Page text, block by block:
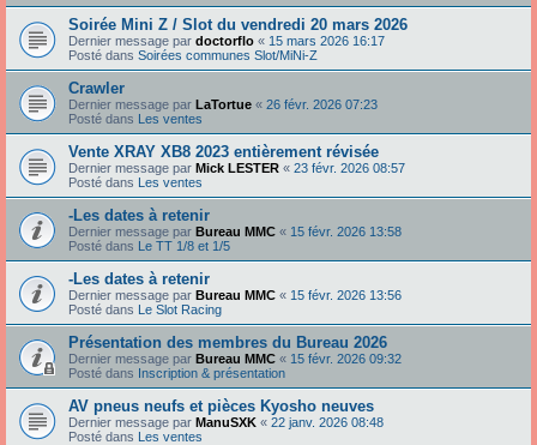
Soirée Mini Z / Slot du vendredi 20 mars 2026
Dernier message par doctorflo « 15 mars 2026 16:17
Posté dans Soirées communes Slot/MiNi-Z
Crawler
Dernier message par LaTortue « 26 févr. 2026 07:23
Posté dans Les ventes
Vente XRAY XB8 2023 entièrement révisée
Dernier message par Mick LESTER « 23 févr. 2026 08:57
Posté dans Les ventes
-Les dates à retenir
Dernier message par Bureau MMC « 15 févr. 2026 13:58
Posté dans Le TT 1/8 et 1/5
-Les dates à retenir
Dernier message par Bureau MMC « 15 févr. 2026 13:56
Posté dans Le Slot Racing
Présentation des membres du Bureau 2026
Dernier message par Bureau MMC « 15 févr. 2026 09:32
Posté dans Inscription & présentation
AV pneus neufs et pièces Kyosho neuves
Dernier message par ManuSXK « 22 janv. 2026 08:48
Posté dans Les ventes